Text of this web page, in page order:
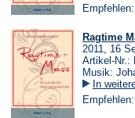
Empfehlen:
Ragtime
2011, 16
Artikel-Nr.:
Musik:
In
Empfehlen: